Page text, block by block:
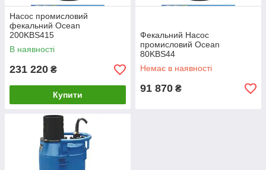
Насос промисловий
фекальний Ocean
200KBS415
В наявності
231 220 ₴
Купити
Фекальний Насос
промисловий Ocean
80KBS44
Немає в наявності
91 870 ₴